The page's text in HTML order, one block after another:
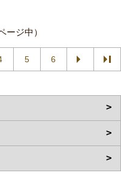
ージ中）
5 6